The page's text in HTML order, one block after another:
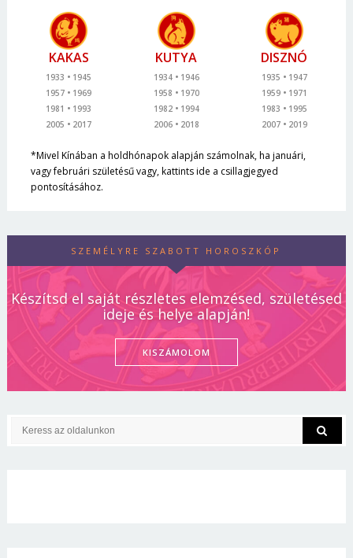
KAKAS
1933
1945
1957
1969
1981
1993
2005
2017
KUTYA
1934
1946
1958
1970
1982
1994
2006
2018
DISZNÓ
1935
1947
1959
1971
1983
1995
2007
2019
*Mivel Kínában a holdhónapok alapján számolnak, ha januári,
vagy februári születésű vagy, kattints ide a csillagjegyed
pontosításához.
SZEMÉLYRE SZABOTT HOROSZKÓP
Készítsd el saját részletes elemzésed, születésed
ideje és helye alapján!
KISZÁMOLOM